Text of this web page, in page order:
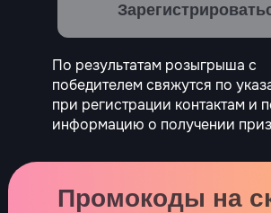
По результатам розыгрыша с
победителем свяжутся по
при регистрации контактам и
информацию о получении
Промокоды на